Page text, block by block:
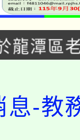
、30在
龍潭區
行報名
桃園電
動會8/
息-教